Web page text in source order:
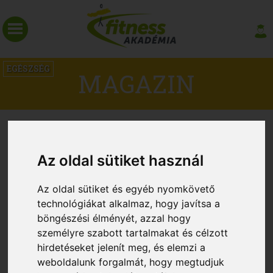
Az oldal sütiket használ
Az oldal sütiket és egyéb nyomkövető
technológiákat alkalmaz, hogy javítsa a
böngészési élményét, azzal hogy
személyre szabott tartalmakat és célzott
hirdetéseket jelenít meg, és elemzi a
weboldalunk forgalmát, hogy megtudjuk
EGÉSZSÉG MAGAZIN
Az edzés segíthet a rossz alvókon